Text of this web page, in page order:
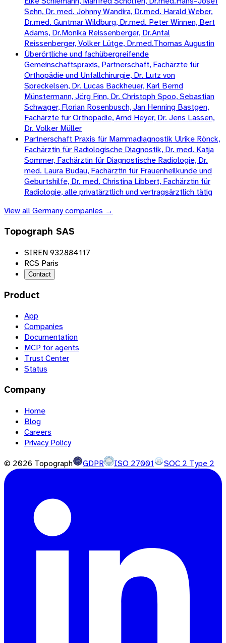
Sehn, Dr. med. Johnny Wandira, Dr.med. Harald Weber,
Dr.med. Guntmar Wildburg, Dr.med. Peter Winnen, Bert
Adams, Dr.Monika Reissenberger, Dr.Antal
Reissenberger, Volker Lütge, Dr.med.Thomas Augustin
Überörtliche und fachübergreifende
Gemeinschaftspraxis, Partnerschaft, Fachärzte für
Orthopädie und Unfallchirurgie, Dr. Lutz von
Spreckelsen, Dr. Lucas Backheuer, Karl Bernd
Münstermann, Jörg Finn, Dr. Christoph Spoo, Sebastian
Schwager, Florian Rosenbusch, Jan Henning Bastgen,
Fachärzte für Orthopädie, Arnd Heyer, Dr. Jens Lassen,
Dr. Volker Müller
Partnerschaft Praxis für Mammadiagnostik Ulrike Rönck,
Fachärztin für Radiologische Diagnostik, Dr. med. Katja
Sommer, Fachärztin für Diagnostische Radiologie, Dr.
med. Laura Budau, Fachärztin für Frauenheilkunde und
Geburtshilfe, Dr. med. Christina Libbert, Fachärztin für
Radiologie, alle privatärztlich und vertragsärztlich tätig
View allGermanycompanies →
Topograph SAS
SIREN 932884117
RCS Paris
Contact
Product
App
Companies
Documentation
MCP for agents
Trust Center
Status
Company
Home
Blog
Careers
Privacy Policy
© 2026 Topograph GDPR ISO 27001 SOC 2 Type 2